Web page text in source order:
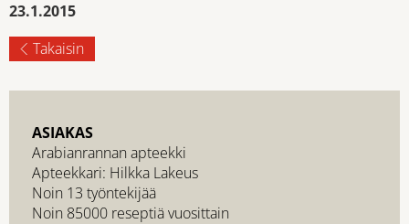
23.1.2015
Takaisin
ASIAKAS
Arabianrannan apteekki
Apteekkari: Hilkka Lakeus
Noin 13 työntekijää
Noin 85000 reseptiä vuosittain